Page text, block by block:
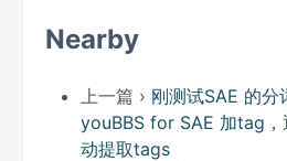
Nearby
上一篇 › 刚测试SAE 的分
youBBS for SAE 加tag
动提取tags